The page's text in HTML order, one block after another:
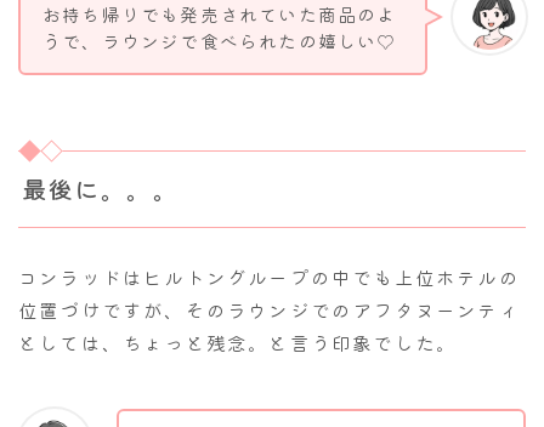
お持ち帰りでも発売されていた商品のよ
うで、ラウンジで食べられたの嬉しい♡
最後に。。。
コンラッドはヒルトングループの中でも上位ホテルの
位置づけですが、そのラウンジでのアフタヌーンティ
としては、ちょっと残念。と言う印象でした。